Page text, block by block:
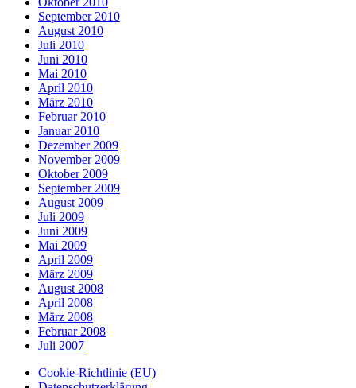
September 2010
August 2010
Juli 2010
Juni 2010
Mai 2010
April 2010
März 2010
Februar 2010
Januar 2010
Dezember 2009
November 2009
Oktober 2009
September 2009
August 2009
Juli 2009
Juni 2009
Mai 2009
April 2009
März 2009
August 2008
April 2008
März 2008
Februar 2008
Juli 2007
Cookie-Richtlinie (EU)